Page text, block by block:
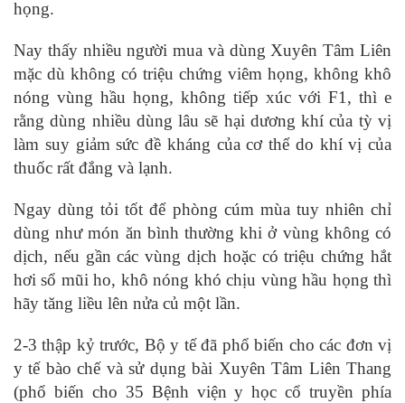
họng.
Nay thấy nhiều người mua và dùng Xuyên Tâm Liên
mặc dù không có triệu chứng viêm họng, không khô
nóng vùng hầu họng, không tiếp xúc với F1, thì e
rằng dùng nhiều dùng lâu sẽ hại dương khí của tỳ vị
làm suy giảm sức đề kháng của cơ thể do khí vị của
thuốc rất đắng và lạnh.
Ngay dùng tỏi tốt để phòng cúm mùa tuy nhiên chỉ
dùng như món ăn bình thường khi ở vùng không có
dịch, nếu gần các vùng dịch hoặc có triệu chứng hắt
hơi sổ mũi ho, khô nóng khó chịu vùng hầu họng thì
hãy tăng liều lên nửa củ một lần.
2-3 thập kỷ trước, Bộ y tế đã phổ biến cho các đơn vị
y tế bào chế và sử dụng bài Xuyên Tâm Liên Thang
(phổ biến cho 35 Bệnh viện y học cổ truyền phía